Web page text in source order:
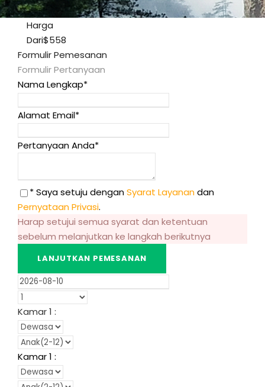
Harga
Dari$558
Formulir Pemesanan
Formulir Pertanyaan
Nama Lengkap*
Alamat Email*
Pertanyaan Anda*
* Saya setuju denganSyarat Layanandan
Pernyataan Privasi.
Harap setujui semua syarat dan ketentuan
sebelum melanjutkan ke langkah berikutnya
Kamar1 :
Kamar1 :